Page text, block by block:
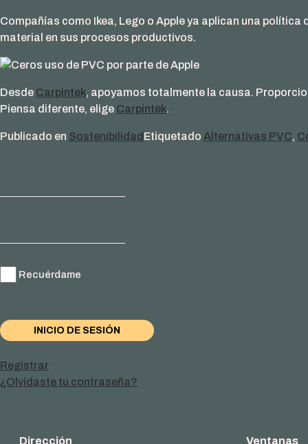
Compañías como Ikea, Lego o Apple ya aplican una política
material en sus procesos productivos.
Desde Carpintek, apoyamos totalmente la causa.
Piensa diferente, elige Carpintek.
Publicado en Sostenibilidad Etiquetado Alternativas PVC,
Recuérdame
Registrar
¿Olvidaste tu contraseña?
Dirección
Ventanas